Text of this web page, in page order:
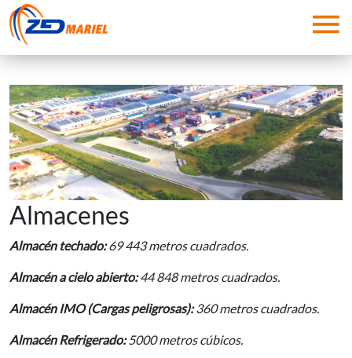
Pasar al contenido principal
Almacenes
Almacén techado:69 443 metros cuadrados.
Almacén a cielo abierto:44 848 metros cuadrados.
Almacén IMO (Cargas peligrosas):360 metros cuadrados.
Almacén Refrigerado: 5000 metros cúbicos.